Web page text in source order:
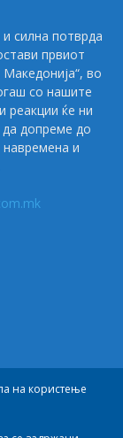
силна потврда
првиот
во
со нашите
реакции ќе ни
допреме до
и
на користење